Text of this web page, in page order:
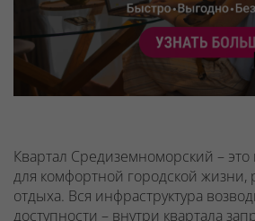
Квартал Средиземноморский –
для комфортной городской жизни,
отдыха. Вся инфраструктура
доступности – внутри квартала